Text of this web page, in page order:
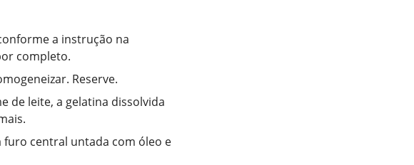
a instrução na
completo.
Reserve.
de leite, a gelatina dissolvida
central untada com óleo e